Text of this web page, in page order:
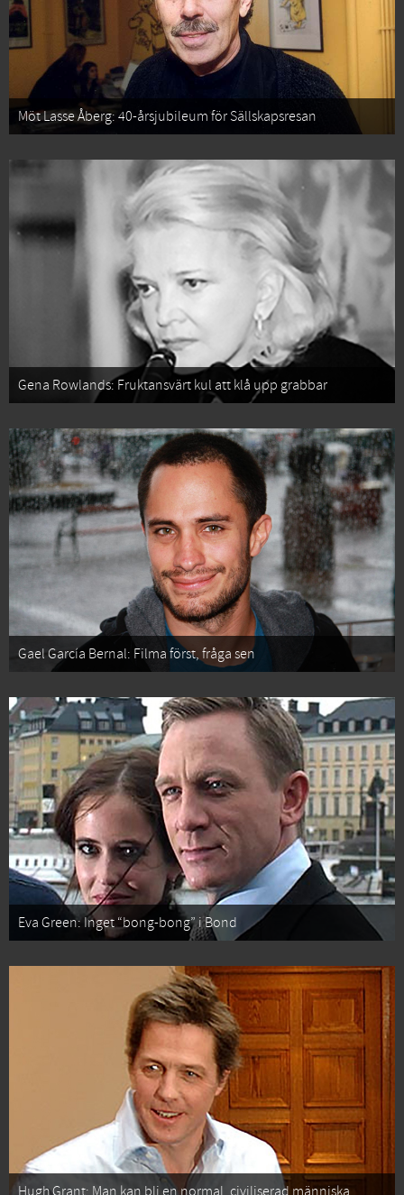
Möt Lasse Åberg: 40-årsjubileum för Sällskapsresan
Gena Rowlands: Fruktansvärt kul att klå upp grabbar
Gael García Bernal: Filma först, fråga sen
Eva Green: Inget “bong-bong” i Bond
Hugh Grant: Man kan bli en normal, civiliserad människa